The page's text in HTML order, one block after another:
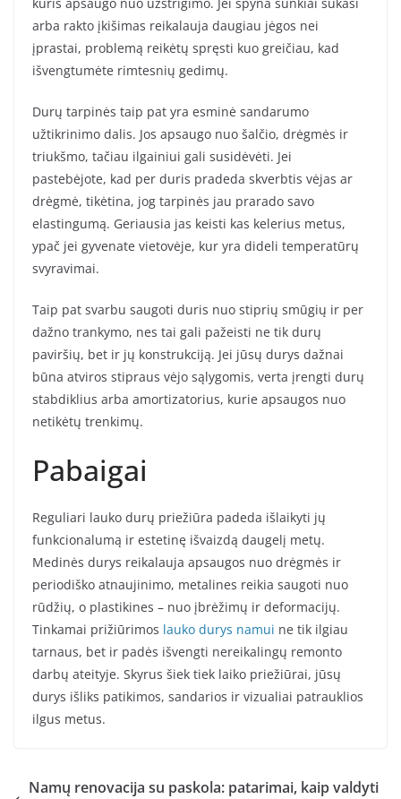
kuris apsaugo nuo užstrigimo. Jei spyna sunkiai sukasi
arba rakto įkišimas reikalauja daugiau jėgos nei
įprastai, problemą reikėtų spręsti kuo greičiau, kad
išvengtumėte rimtesnių gedimų.
Durų tarpinės taip pat yra esminė sandarumo
užtikrinimo dalis. Jos apsaugo nuo šalčio, drėgmės ir
triukšmo, tačiau ilgainiui gali susidėvėti. Jei
pastebėjote, kad per duris pradeda skverbtis vėjas ar
drėgmė, tikėtina, jog tarpinės jau prarado savo
elastingumą. Geriausia jas keisti kas kelerius metus,
ypač jei gyvenate vietovėje, kur yra dideli temperatūrų
svyravimai.
Taip pat svarbu saugoti duris nuo stiprių smūgių ir per
dažno trankymo, nes tai gali pažeisti ne tik durų
paviršių, bet ir jų konstrukciją. Jei jūsų durys dažnai
būna atviros stipraus vėjo sąlygomis, verta įrengti durų
stabdiklius arba amortizatorius, kurie apsaugos nuo
netikėtų trenkimų.
Pabaigai
Reguliari lauko durų priežiūra padeda išlaikyti jų
funkcionalumą ir estetinę išvaizdą daugelį metų.
Medinės durys reikalauja apsaugos nuo drėgmės ir
periodiško atnaujinimo, metalines reikia saugoti nuo
rūdžių, o plastikines – nuo įbrėžimų ir deformacijų.
Tinkamai prižiūrimos lauko durys namui ne tik ilgiau
tarnaus, bet ir padės išvengti nereikalingų remonto
darbų ateityje. Skyrus šiek tiek laiko priežiūrai, jūsų
durys išliks patikimos, sandarios ir vizualiai patrauklios
ilgus metus.
Namų renovacija su paskola: patarimai, kaip valdyti